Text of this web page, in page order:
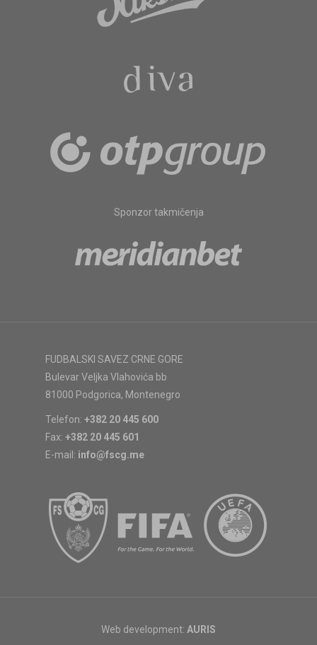
Sponzor takmičenja
FUDBALSKI SAVEZ CRNE GORE
Bulevar Veljka Vlahovića bb
81000 Podgorica, Montenegro
Telefon: +382 20 445 600
Fax: +382 20 445 601
E-mail: info@fscg.me
Web development: AURIS